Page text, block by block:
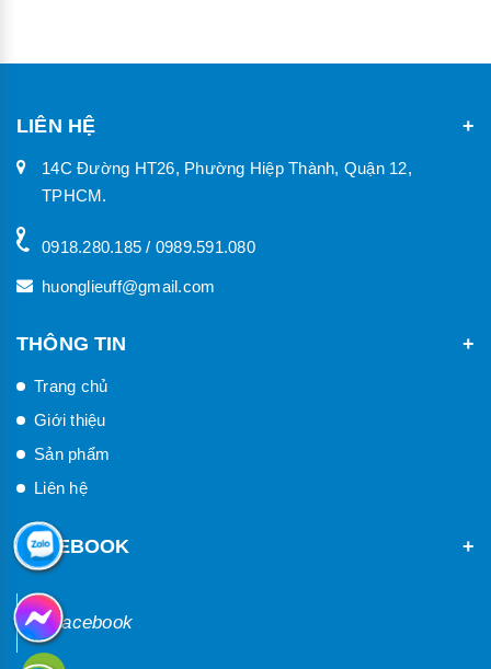
LIÊN HỆ
14C Đường HT26, Phường Hiệp Thành, Quận 12,
TPHCM.
0918.280.185 / 0989.591.080
huonglieuff@gmail.com
THÔNG TIN
Trang chủ
Giới thiệu
Sản phẩm
Liên hệ
FACEBOOK
Facebook